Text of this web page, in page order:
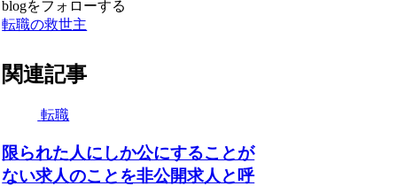
blogをフォローする
転職の救世主
関連記事
転職
限られた人にしか公にすることが
ない求人のことを非公開求人と呼